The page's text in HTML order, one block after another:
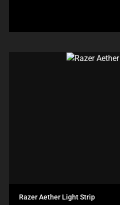
Razer Aether Light Strip